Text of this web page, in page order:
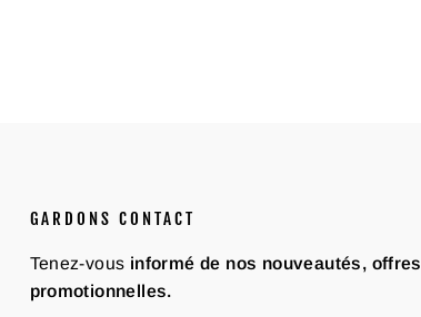
GARDONS CONTACT
Tenez-vous informé de nos nouveautés, offres
promotionnelles.